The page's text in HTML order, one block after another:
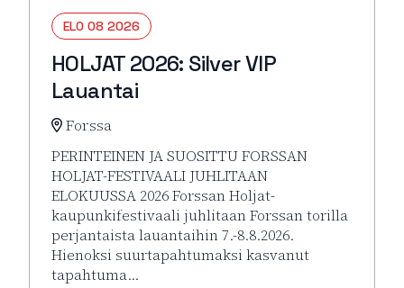
ELO 08 2026
HOLJAT 2026: Silver VIP
Lauantai
Forssa
PERINTEINEN JA SUOSITTU FORSSAN
HOLJAT-FESTIVAALI JUHLITAAN
ELOKUUSSA 2026 Forssan Holjat-
kaupunkifestivaali juhlitaan Forssan torilla
perjantaista lauantaihin 7.-8.8.2026.
Hienoksi suurtapahtumaksi kasvanut
tapahtuma…